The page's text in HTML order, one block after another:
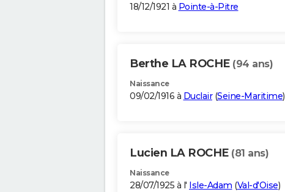
18/12/1921 à Pointe-à-Pitre
Berthe LA ROCHE (94 ans)
Naissance
09/02/1916 à Duclair(Seine-Maritime)
Lucien LA ROCHE (81 ans)
Naissance
28/07/1925 à l' Isle-Adam (Val-d'Oise)